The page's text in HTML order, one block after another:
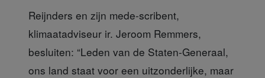
Reijnders en zijn mede-scribent,
klimaatadviseur ir. Jeroom Remmers,
besluiten: “Leden van de Staten-Generaal,
ons land staat voor een uitzonderlijke, maar